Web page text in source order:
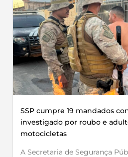
SSP cumpre 19 mandados
investigado por roubo e
motocicletas
A Secretaria de Segurança